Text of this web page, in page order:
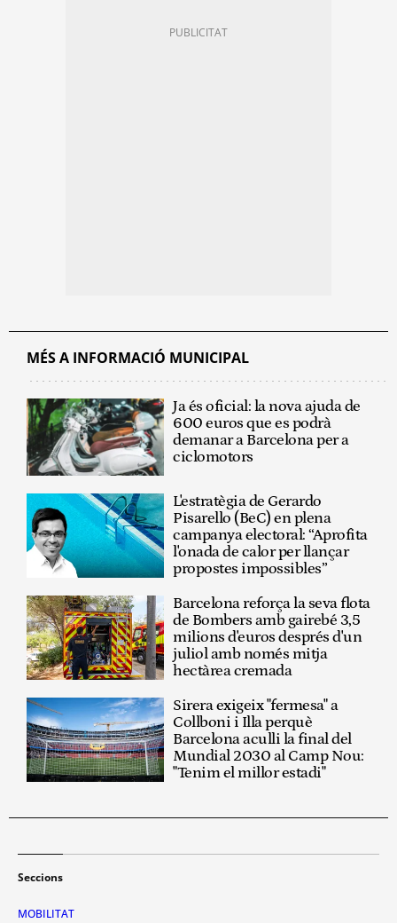
MÉS A INFORMACIÓ MUNICIPAL
Ja és oficial: la nova ajuda de
600 euros que es podrà
demanar a Barcelona per a
ciclomotors
L'estratègia de Gerardo
Pisarello (BeC) en plena
campanya electoral: “Aprofita
l'onada de calor per llançar
propostes impossibles”
Barcelona reforça la seva flota
de Bombers amb gairebé 3,5
milions d'euros després d'un
juliol amb només mitja
hectàrea cremada
Sirera exigeix "fermesa" a
Collboni i Illa perquè
Barcelona aculli la final del
Mundial 2030 al Camp Nou:
"Tenim el millor estadi"
Seccions
MOBILITAT